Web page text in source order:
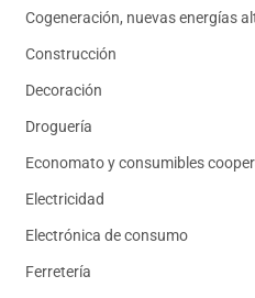
Cogeneración, nuevas energías
Construcción
Decoración
Droguería
Economato y consumibles
Electricidad
Electrónica de consumo
Ferretería